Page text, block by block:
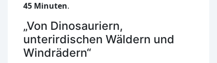
45 Minuten.
„Von Dinosauriern,
unterirdischen Wäldern und
Windrädern“